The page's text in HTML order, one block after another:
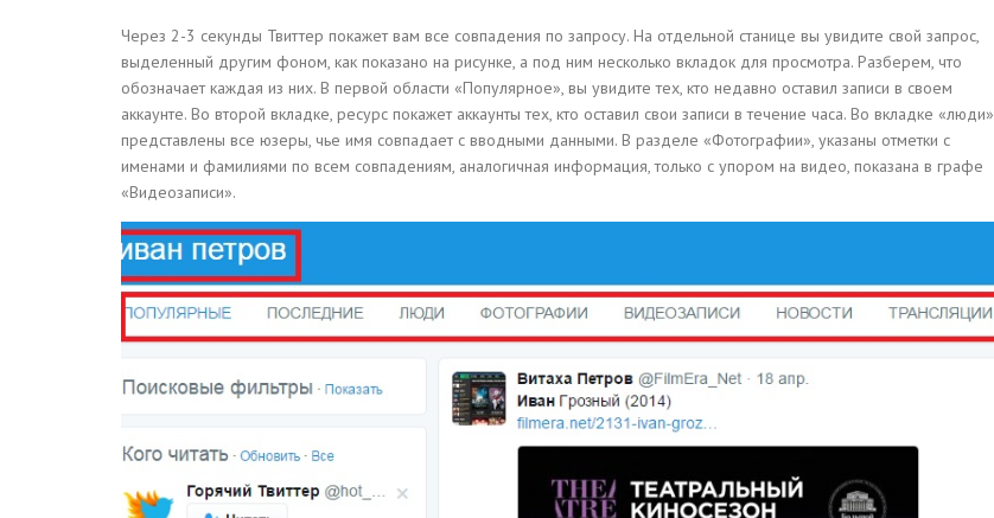
Через 2-3 секунды Твиттер покажет вам все совпадения по запросу. На отдельной станице вы увидите свой запрос,
выделенный другим фоном, как показано на рисунке, а под ним несколько вкладок для просмотра. Разберем, что
обозначает каждая из них. В первой области «Популярное», вы увидите тех, кто недавно оставил записи в своем
аккаунте. Во второй вкладке, ресурс покажет аккаунты тех, кто оставил свои записи в течение часа. Во вкладке «люди»
представлены все юзеры, чье имя совпадает с вводными данными. В разделе «Фотографии», указаны отметки с
именами и фамилиями по всем совпадениям, аналогичная информация, только с упором на видео, показана в графе
«Видеозаписи».